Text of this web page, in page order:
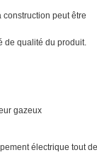
peut être
de qualité du produit.
gazeux
électrique tout de